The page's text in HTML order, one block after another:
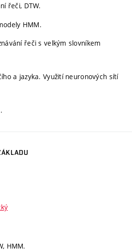
řeči, DTW.
HMM.
řeči s velkým slovníkem
a jazyka. Využití neuronových sítí
HMM.